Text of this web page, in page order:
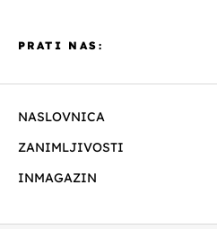
NASLOVNICA
ZANIMLJIVOSTI
INMAGAZIN
PRATI NAS: